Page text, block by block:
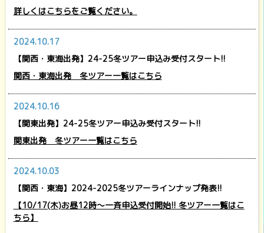
詳しくはこちらをご覧ください。
2024.10.17
【関西・東海出発】24-25冬ツアー申込み受付スタート!!
関西・東海出発 冬ツアー一覧はこちら
2024.10.16
【関東出発】24-25冬ツアー申込み受付スタート!!
関東出発 冬ツアー一覧はこちら
2024.10.03
【関西・東海】2024-2025冬ツアーラインナップ発表!!
【10/17(木)お昼12時～一斉申込受付開始!! 冬ツアー一覧はこ
ちら】